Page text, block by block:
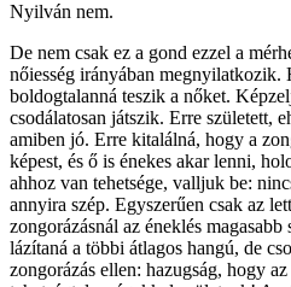
Nyilván nem.
De nem csak ez a gond ezzel a
nőiesség irányában megnyilatkozik.
boldogtalanná teszik a nőket.
csodálatosan játszik. Erre született,
amiben jó. Erre kitalálná, hogy a
képest, és ő is énekes akar lenni,
ahhoz van tehetsége, valljuk be:
annyira szép. Egyszerűen csak az
zongorázásnál az éneklés
lázítaná a többi átlagos hangú, de
zongorázás ellen: hazugság, hogy